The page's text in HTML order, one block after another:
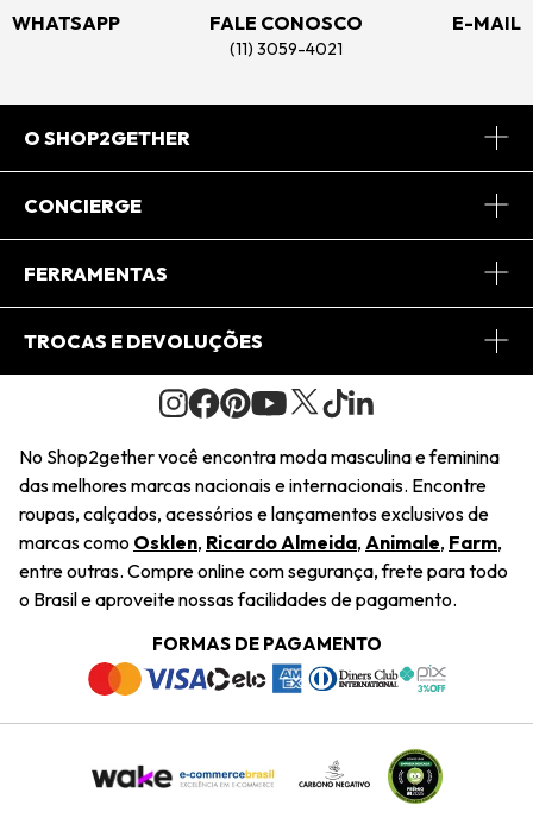
WHATSAPP FALE CONOSCO
(11) 3059-4021
E-MAIL
O SHOP2GETHER
Sobre Nós
Journal
Saiu na Mídia
Sustentabilidade
Navegando
Termos e Condições
Trabalhe Conosco
CONCIERGE
Central de Relacionamento
Regulamento e Promoções
FERRAMENTAS
Minha Conta
Pedido de Presente
Wishlist
TROCAS E DEVOLUÇÕES
Condições Gerais
Troca Fácil
Restituição de Pagamento
Dúvidas Frequentes
Termos e Condições
Política de Privacidade
No Shop2gether você encontra moda masculina e feminina
das melhores marcas nacionais e internacionais. Encontre
roupas, calçados, acessórios e lançamentos exclusivos de
marcas como Osklen, Ricardo Almeida, Animale, Farm,
entre outras. Compre online com segurança, frete para todo
o Brasil e aproveite nossas facilidades de pagamento.
FORMAS DE PAGAMENTO